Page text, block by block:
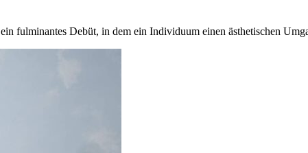
ein fulminantes Debüt, in dem ein Individuum einen ästhetischen